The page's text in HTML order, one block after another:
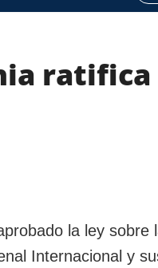
ADICIONAL
Releases
ratifica
la ley sobre
Internacional y